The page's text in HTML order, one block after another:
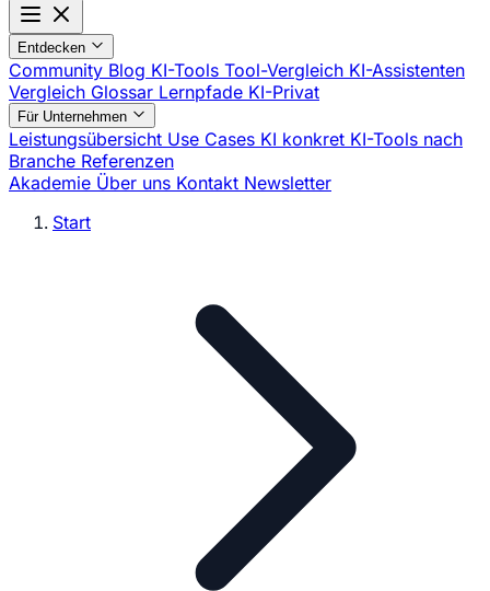
Entdecken
Community Blog KI-Tools Tool-Vergleich KI-Assistenten
Vergleich Glossar Lernpfade KI-Privat
Für Unternehmen
Leistungsübersicht Use Cases KI konkret KI-Tools nach
Branche Referenzen
Akademie Über uns Kontakt Newsletter
Start